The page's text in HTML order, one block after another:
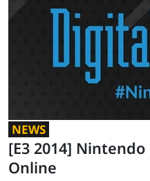
NEWS
[E3 2014]
Online